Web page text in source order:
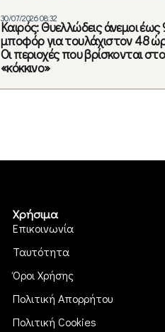
30/07/2026 08:32
Καιρός: Θυελλώδεις άνεμοι έως
μποφόρ για τουλάχιστον 48
Οι περιοχές που βρίσκονται στο
«κόκκινο»
Χρήσιμα
Επικοινωνία
Ταυτότητα
Όροι Χρήσης
Πολιτική Απορρήτου
Πολιτική Cookies